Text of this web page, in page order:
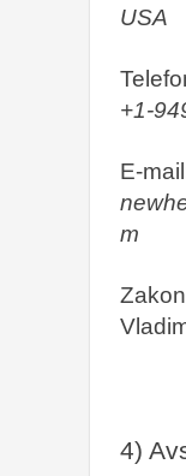
USA
+1-
E-
m
4)